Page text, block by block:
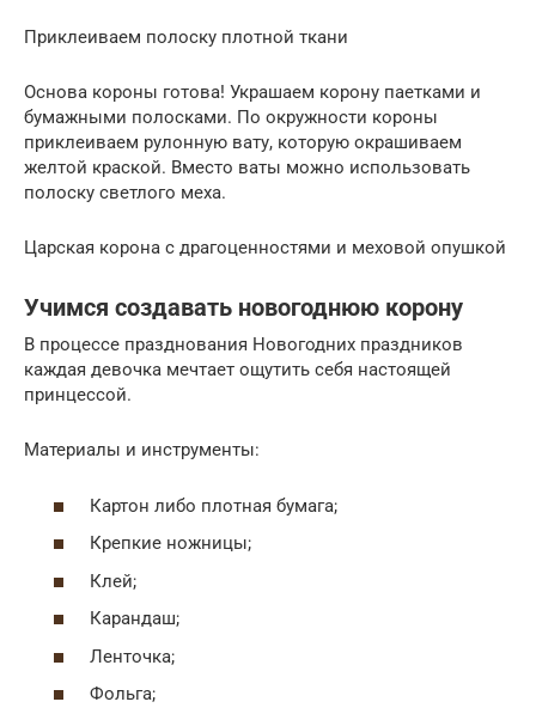
Приклеиваем полоску плотной ткани
Основа короны готова! Украшаем корону паетками и
бумажными полосками. По окружности короны
приклеиваем рулонную вату, которую окрашиваем
желтой краской. Вместо ваты можно использовать
полоску светлого меха.
Царская корона с драгоценностями и меховой опушкой
Учимся создавать новогоднюю корону
В процессе празднования Новогодних праздников
каждая девочка мечтает ощутить себя настоящей
принцессой.
Материалы и инструменты:
Картон либо плотная бумага;
Крепкие ножницы;
Клей;
Карандаш;
Ленточка;
Фольга;